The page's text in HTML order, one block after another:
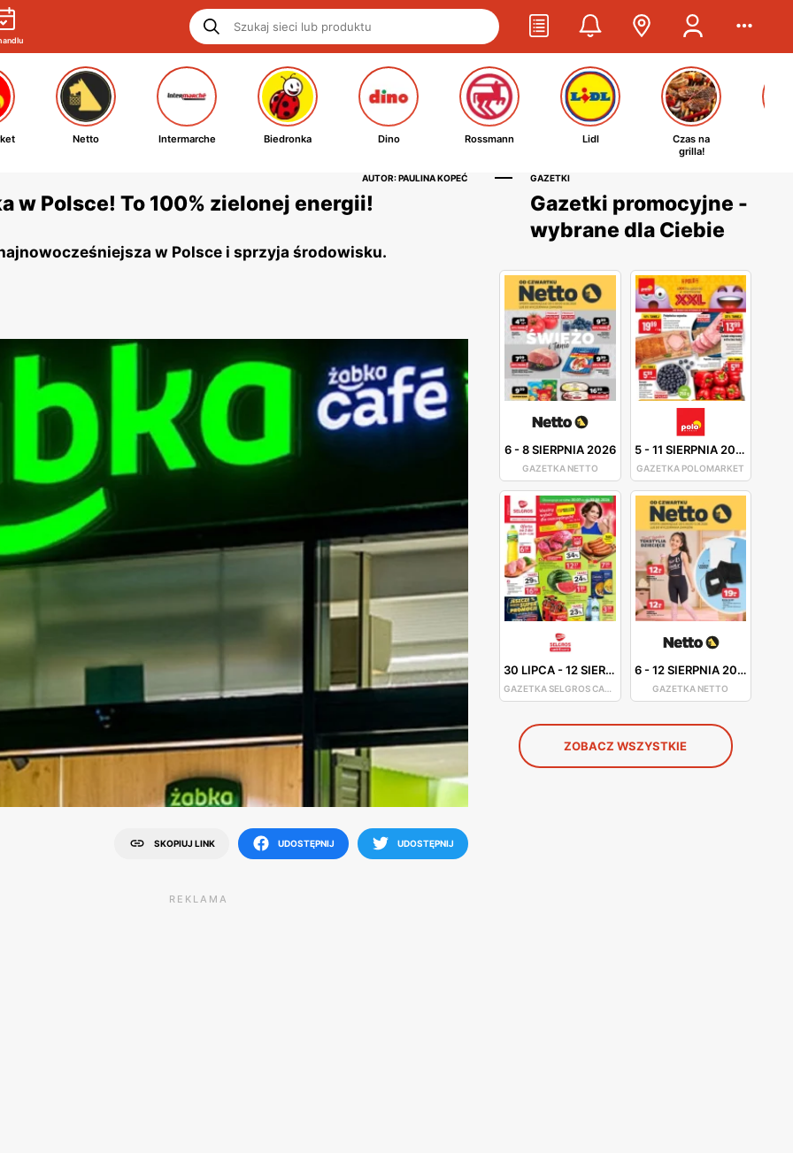
Netto Intermarche Biedronka Dino Rossmann Lidl
Czas na
grilla!
AUTOR: PAULINA KOPEĆ
w Polsce! To 100% zielonej energii!
w Polsce i sprzyja środowisku.
SKOPIUJ LINK UDOSTĘPNIJ UDOSTĘPNIJ
GAZETKI
Gazetki promocyjne -
wybrane dla Ciebie
6-8 SIERPNIA 2026
GAZETKA NETTO
5-11 SIERPNIA 2026
GAZETKA POLOMARKET
30 LIPCA-12 SIERPNIA 2026
GAZETKA SELGROS CASH&CARRY
6-12 SIERPNIA 2026
GAZETKA NETTO
ZOBACZ WSZYSTKIE
REKLAMA